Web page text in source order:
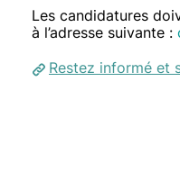
Les candidatures
à l’adresse suivante :
Restez informé et